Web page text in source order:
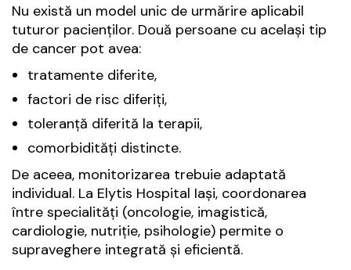
Nu există un model unic de urmărire aplicabil
tuturor pacienților. Două persoane cu același tip
de cancer pot avea:
tratamente diferite,
factori de risc diferiți,
toleranță diferită la terapii,
comorbidități distincte.
De aceea, monitorizarea trebuie adaptată
individual. La Elytis Hospital Iași, coordonarea
între specialități (oncologie, imagistică,
cardiologie, nutriție, psihologie) permite o
supraveghere integrată și eficientă.